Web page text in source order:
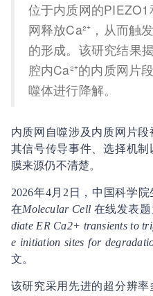
位于内质网的
网释放Ca²⁺，从而触
的形成。该研究结果
腔内Ca²⁺的内质网片
噬体进行降解。
内质网自噬涉及内质网片
其信号传导事件、选择机
膜来源仍不清楚。
2026年4月2日，中国科学
在Molecular Cell 在线发表题
diate ER Ca2+ transients to
e initiation sites for
文。
该研究采用先进的超分辨